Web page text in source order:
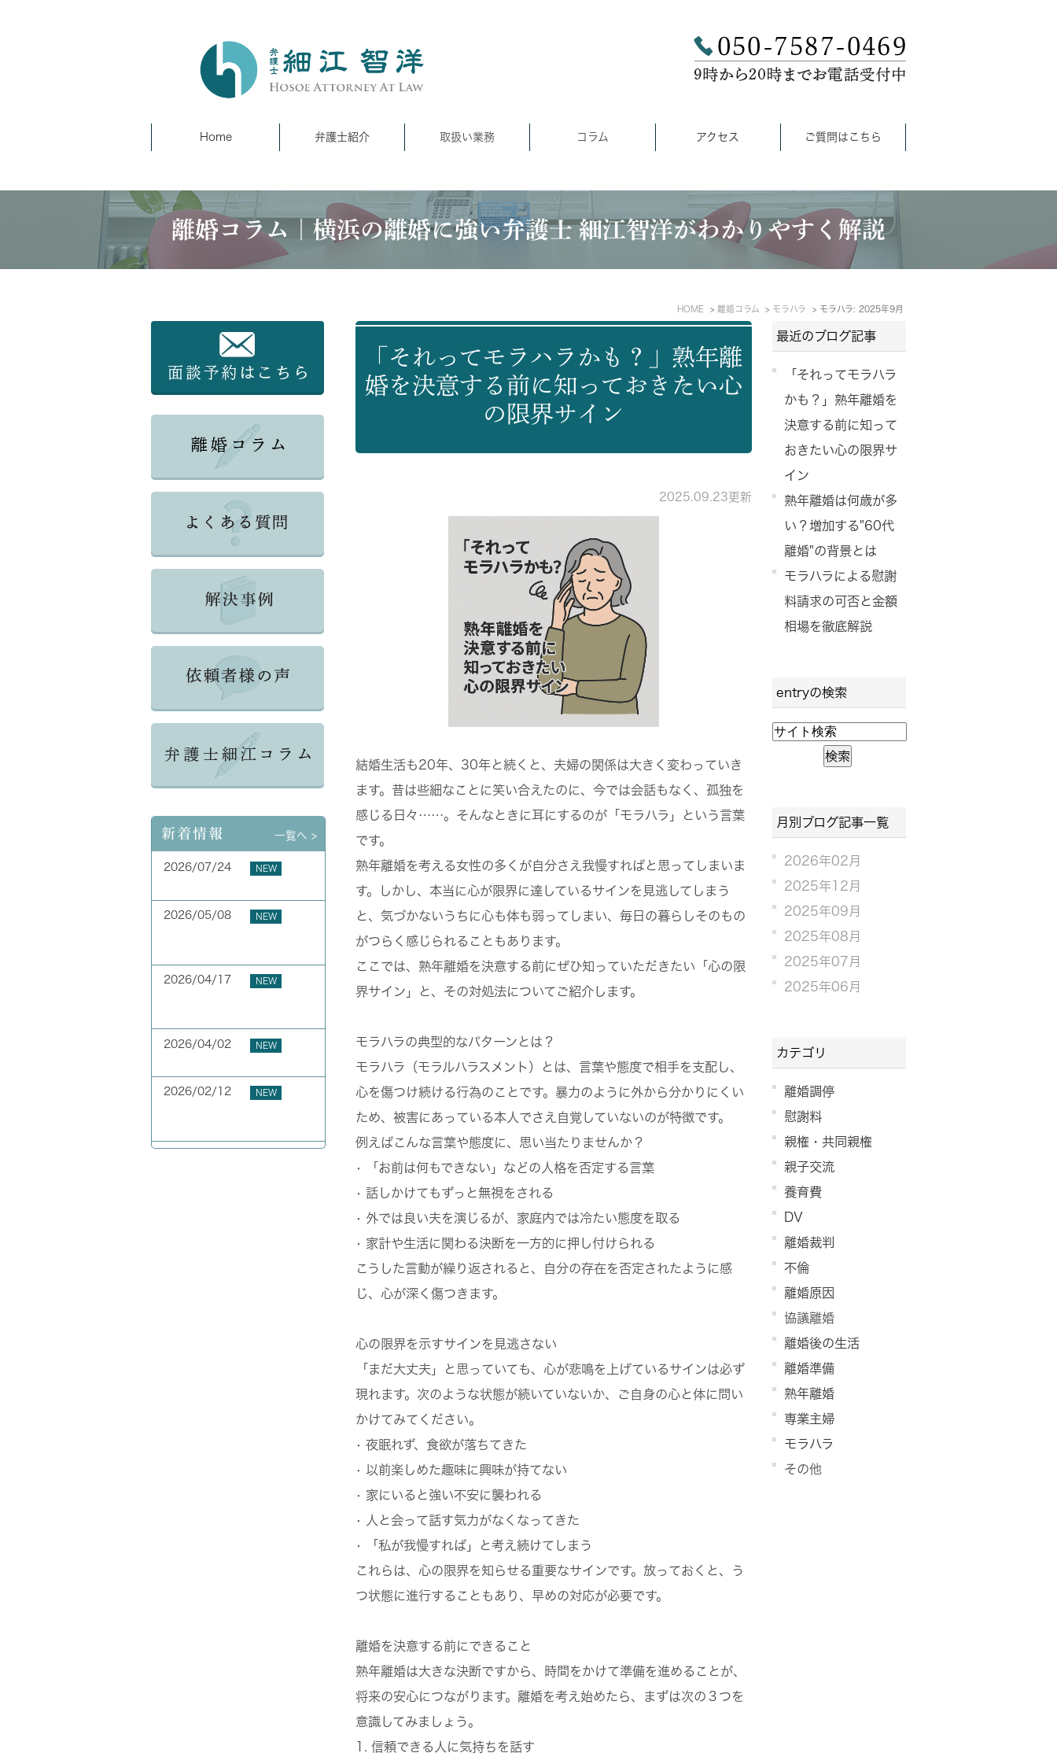
Home 弁護士紹介 取扱い業務 コラム アクセス ご質問はこちら
離婚コラム｜横浜の離婚に強い弁護士 細江智洋がわかりやすく解説
HOME 離婚コラム モラハラ モラハラ: 2025年9月
「それってモラハラかも？」熟年離
婚を決意する前に知っておきたい心
の限界サイン
2025.09.23更新
結婚生活も20年、30年と続くと、夫婦の関係は大きく変わっていき
ます。昔は些細なことに笑い合えたのに、今では会話もなく、孤独を
感じる日々……。そんなときに耳にするのが「モラハラ」という言葉
です。
熟年離婚を考える女性の多くが自分さえ我慢すればと思ってしまいま
す。しかし、 本当に心が限界に達しているサインを見逃してしまう
と、気づかないうちに心も体も弱ってしまい、毎日の暮らしそのもの
がつらく感じられることもあります。
ここでは、熟年離婚を決意する前にぜひ知っていただきたい「心の限
界サイン」と、その対処法についてご紹介します。
モラハラの典型的なパターンとは？
モラハラ（モラルハラスメント）とは、言葉や態度で相手を支配し、
心を傷つけ続ける行為のことです。暴力のように外から分かりにくい
ため、被害にあっている本人でさえ自覚していないのが特徴です。
例えばこんな言葉や態度に、思い当たりませんか？
• 「お前は何もできない」などの人格を否定する言葉
• 話しかけてもずっと無視をされる
• 外では良い夫を演じるが、家庭内では冷たい態度を取る
• 家計や生活に関わる決断を一方的に押し付けられる
こうした言動が繰り返されると、自分の存在を否定されたように感
じ、心が深く傷つきます。
心の限界を示すサインを見逃さない
「まだ大丈夫」と思っていても、心が悲鳴を上げているサインは必ず
現れます。次のような状態が続いていないか、ご自身の心と体に問い
かけてみてください。
• 夜眠れず、食欲が落ちてきた
• 以前楽しめた趣味に興味が持てない
• 家にいると強い不安に襲われる
• 人と会って話す気力がなくなってきた
• 「私が我慢すれば」と考え続けてしまう
これらは、心の限界を知らせる重要なサインです。放っておくと、う
つ状態に進行することもあり、早めの対応が必要です。
離婚を決意する前にできること
熟年離婚は大きな決断ですから、時間をかけて準備を進めることが、
将来の安心につながります。離婚を考え始めたら、まずは次の３つを
意識してみましょう。
1. 信頼できる人に気持ちを話す
最近のブログ記事
「それってモラハラ
かも？」熟年離婚を
決意する前に知って
おきたい心の限界サ
イン
熟年離婚は何歳が多
い？増加する"60代
離婚"の背景とは
モラハラによる慰謝
料請求の可否と金額
相場を徹底解説
entryの検索
月別ブログ記事一覧
2026年02月
2025年12月
2025年09月
2025年08月
2025年07月
2025年06月
カテゴリ
離婚調停
慰謝料
親権・共同親権
親子交流
養育費
DV
離婚裁判
不倫
離婚原因
協議離婚
離婚後の生活
離婚準備
熟年離婚
専業主婦
モラハラ
その他
新着情報 一覧へ >
2026/07/24 NEW
2026/05/08 NEW
2026/04/17 NEW
2026/04/02 NEW
2026/02/12 NEW